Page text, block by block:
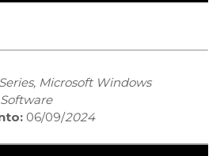
Microsoft Windows
06/09/2024